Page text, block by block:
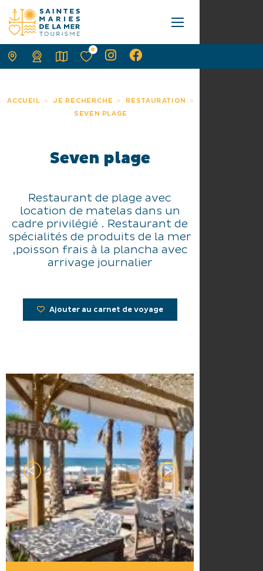
ACCUEIL JE RECHERCHE
RESTAURATION
SEVEN PLAGE
Seven plage
Restaurant de plage avec
location de matelas dans un
cadre privilégié . Restaurant de
spécialités de produits de la mer
,poisson frais à la plancha avec
arrivage journalier
Ajouter au carnet de voyage
0